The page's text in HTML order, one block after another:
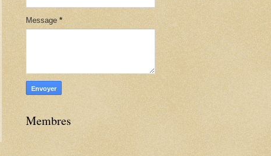
Message *
Membres